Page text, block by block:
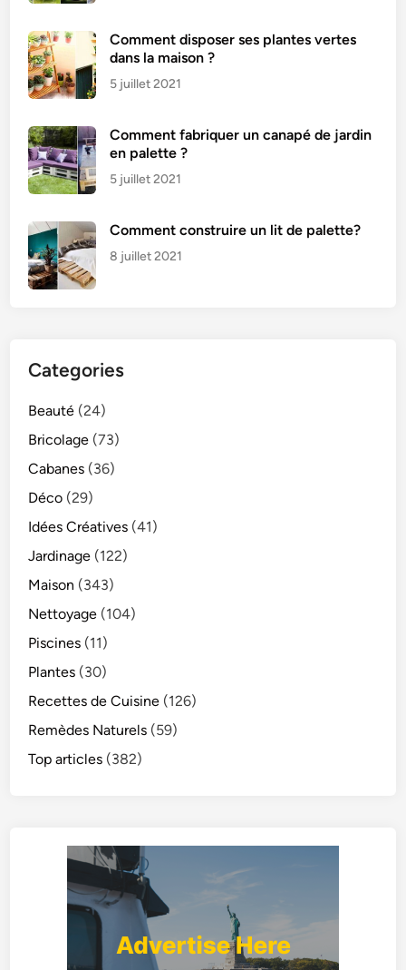
Comment disposer ses plantes vertes
dans la maison ?
5 juillet 2021
Comment fabriquer un canapé de jardin
en palette ?
5 juillet 2021
Comment construire un lit de palette?
8 juillet 2021
Categories
Beauté (24)
Bricolage (73)
Cabanes (36)
Déco (29)
Idées Créatives (41)
Jardinage (122)
Maison (343)
Nettoyage (104)
Piscines (11)
Plantes (30)
Recettes de Cuisine (126)
Remèdes Naturels (59)
Top articles (382)